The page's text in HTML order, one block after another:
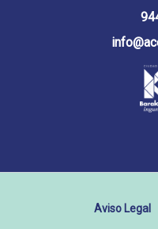
Aviso Legal